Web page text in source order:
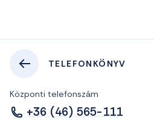
TELEFONKÖNYV
Központi telefonszám
+36 (46) 565-111